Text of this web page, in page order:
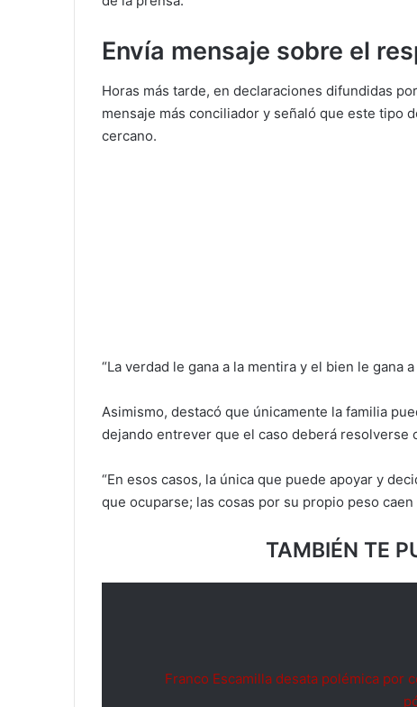
Envía mensaje sobre el
Horas más tarde, en declaraciones difundidas
mensaje más conciliador y señaló que este tipo
cercano.
“La verdad le gana a la mentira y el bien le gana
Asimismo, destacó que únicamente la familia
dejando entrever que el caso deberá resolverse
“En esos casos, la única que puede apoyar y
que ocuparse; las cosas por su propio peso caen
TAMBIÉN TE
Franco Escamilla desata polémica por